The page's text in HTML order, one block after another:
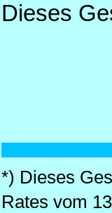
Dieses
*) Dieses
Rates vom